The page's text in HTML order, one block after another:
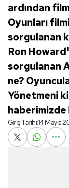
ardından
Oyunları
sorgulanan
Ron
sorgulanan
ne?
Yönetmeni
haberimizde
Giriş Tarihi:14 Mayıs